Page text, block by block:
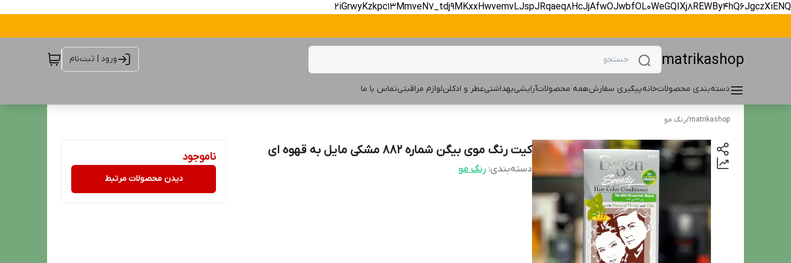
2iGrwyKzkpc13MmveN7_tdj9MKxxHwvemvLJspJRqaeq8HcJjAfwOJwbfOL0WeGQIXj8REWBy4hQ6JgczXiENQ
matrikashop ورود | ثبت‌نام
دسته‌بندی محصولاتخانهپیگیری سفارشهمه محصولاتآرایشیبهداشتیعطر و ادکلنلوازم مراقبتیتماس با ما
matrikashop
/رنگ مو
کیت رنگ موی بیگن شماره 882 مشکی مایل به قهوه ای
دسته‌بندی: رنگ مو
ناموجود
دیدن محصولات مرتبط